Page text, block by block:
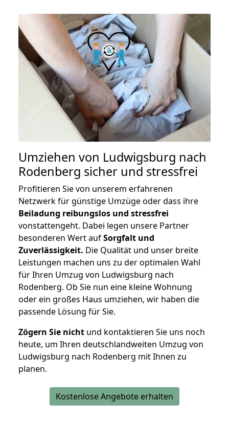
Umziehen von Ludwigsburg nach
Rodenberg sicher und stressfrei
Profitieren Sie von unserem erfahrenen
Netzwerk für günstige Umzüge oder dass ihre
Beiladung reibungslos und stressfrei
vonstattengeht. Dabei legen unsere Partner
besonderen Wert aufSorgfalt und
Zuverlässigkeit. Die Qualität und unser breite
Leistungen machen uns zu der optimalen Wahl
für Ihren Umzug von Ludwigsburg nach
Rodenberg. Ob Sie nun eine kleine Wohnung
oder ein großes Haus umziehen, wir haben die
passende Lösung für Sie.
Zögern Sie nicht und kontaktieren Sie uns noch
heute, um Ihren deutschlandweiten Umzug von
Ludwigsburg nach Rodenberg mit Ihnen zu
planen.
Kostenlose Angebote erhalten